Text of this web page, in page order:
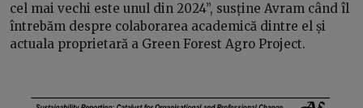
cel mai vechi este unul din 2024”, susține Avram când îl
întrebăm despre colaborarea academică dintre el și
actuala proprietară a Green Forest Agro Project.